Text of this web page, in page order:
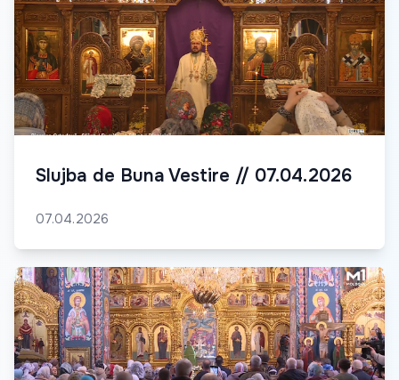
Slujba de Buna Vestire // 07.04.2026
07.04.2026